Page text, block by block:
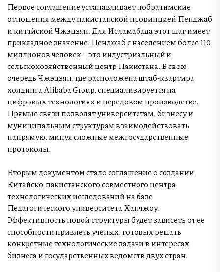
Первое соглашение устанавливает побратимские
отношения между пакистанской провинцией Пенджаб
и китайской Чжэцзян. Для Исламабада этот шаг имеет
прикладное значение. Пенджаб с населением более 110
миллионов человек – это индустриальный и
сельскохозяйственный центр Пакистана. В свою
очередь Чжэцзян, где расположена штаб-квартира
холдинга Alibaba Group, специализируется на
цифровых технологиях и передовом производстве.
Прямые связи позволят университетам, бизнесу и
муниципальным структурам взаимодействовать
напрямую, минуя сложные межгосударственные
протоколы.
Вторым документом стало соглашение о создании
Китайско-пакистанского совместного центра
технологических исследований на базе
Педагогического университета Ханчжоу.
Эффективность новой структуры будет зависеть от ее
способности привлечь ученых, готовых решать
конкретные технологические задачи в интересах
бизнеса и государственных ведомств двух стран.